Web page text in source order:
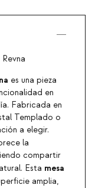
es una pieza
en
Fabricada en
Templado o
a elegir.
la
compartir
Esta mesa
amplia,